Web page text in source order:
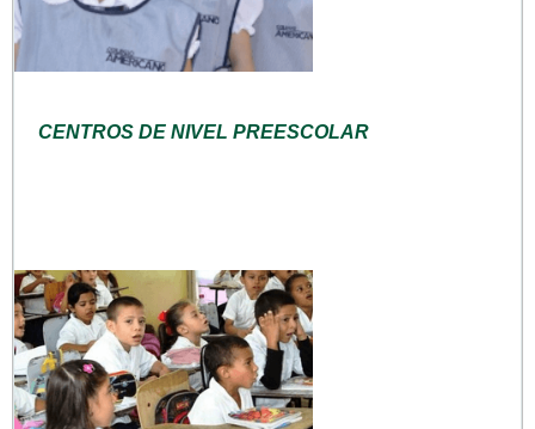
CENTROS DE NIVEL PREESCOLAR